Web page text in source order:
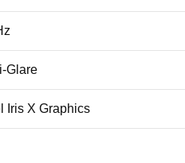
Glare
Iris X Graphics